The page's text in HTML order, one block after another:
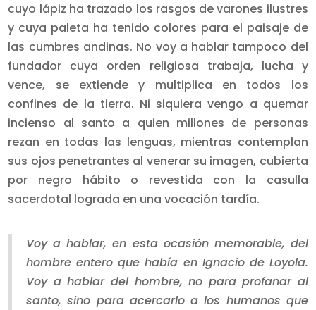
cuyo lápiz ha trazado los rasgos de varones ilustres
y cuya paleta ha tenido colores para el paisaje de
las cumbres andinas. No voy a hablar tampoco del
fundador cuya orden religiosa trabaja, lucha y
vence, se extiende y multiplica en todos los
confines de la tierra. Ni siquiera vengo a quemar
incienso al santo a quien millones de personas
rezan en todas las lenguas, mientras contemplan
sus ojos penetrantes al venerar su imagen, cubierta
por negro hábito o revestida con la casulla
sacerdotal lograda en una vocación tardía.
Voy a hablar, en esta ocasión memorable, del
hombre entero que había en Ignacio de Loyola.
Voy a hablar del hombre, no para profanar al
santo, sino para acercarlo a los humanos que